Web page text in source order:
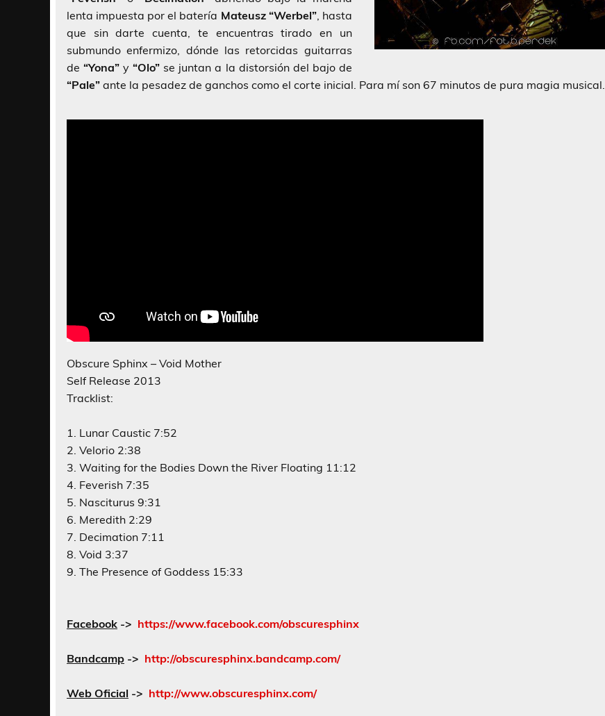
lenta impuesta por el batería Mateusz “Werbel”, hasta
que sin darte cuenta, te encuentras tirado en un
submundo enfermizo, dónde las retorcidas guitarras
de“Yona” y“Olo” se juntan a la distorsión del bajo de
“Pale” ante la pesadez de ganchos como el corte inicial. Para mí son 67 minutos de pura magia musical.
Obscure Sphinx – Void Mother
Self Release 2013
Tracklist:
1. Lunar Caustic 7:52
2. Velorio 2:38
3. Waiting for the Bodies Down the River Floating 11:12
4. Feverish 7:35
5. Nasciturus 9:31
6. Meredith 2:29
7. Decimation 7:11
8. Void 3:37
9. The Presence of Goddess 15:33
Facebook -> https://www.facebook.com/obscuresphinx
Bandcamp -> http://obscuresphinx.bandcamp.com/
Web Oficial -> http://www.obscuresphinx.com/